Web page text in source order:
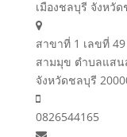
เมืองชลบุรี จังหวั
สาขาที่ 1 เลขที่
สามมุข ตำบลแสน
จังหวัดชลบุรี
0826544165